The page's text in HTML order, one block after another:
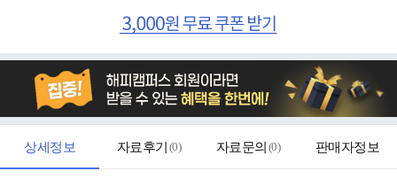
상세정보 자료후기 (0) 자료문의 (0) 판매자정보